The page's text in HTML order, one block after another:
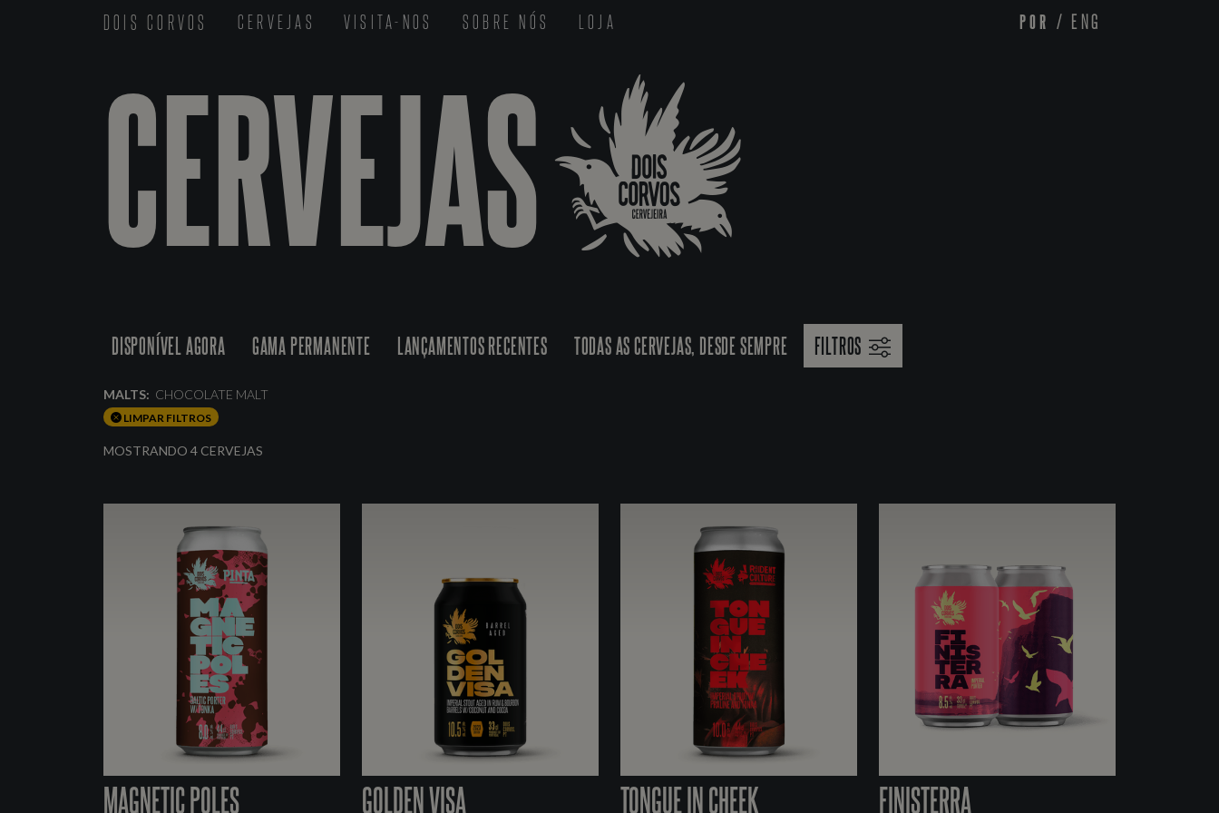
DOIS CORVOS CERVEJAS VISITA-NOS SOBRE NÓS LOJA POR / ENG
CERVEJAS
DISPONÍVEL AGORA GAMA PERMANENTE LANÇAMENTOS RECENTES TODAS AS CERVEJAS, DESDE SEMPRE FILTROS
MALTS: CHOCOLATE MALT
LIMPAR FILTROS
MOSTRANDO 4 CERVEJAS
MAGNETIC POLES GOLDEN VISA TONGUE IN CHEEK FINISTERRA